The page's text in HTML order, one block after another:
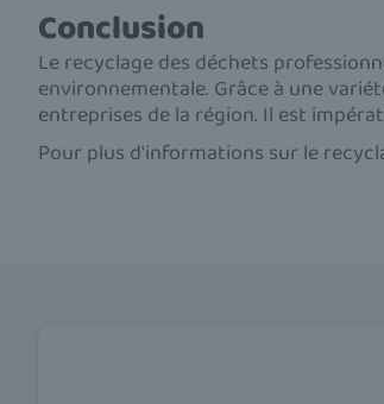
Conclusion
Le recyclage des déchets
environnementale. Grâce à une
entreprises de la région. Il est
Pour plus d'informations sur le